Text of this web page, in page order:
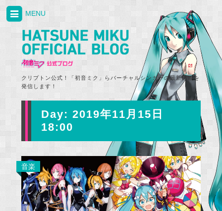
クリプトン公式！「初音ミク」らバーチャルシンガーの最新情報を
発信します！
MENU
Day: 2019年11月15日
18:00
音楽